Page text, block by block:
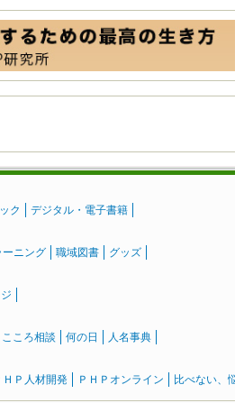
ク デジタル・電子書籍
ーニング 職域図書 グッズ
こころ相談 何の日 人名事典
Ｐ人材開発 ＰＨＰオンライン 比べない、